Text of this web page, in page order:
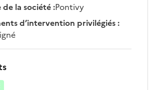
la société:Pontivy
d’intervention privilégiés: